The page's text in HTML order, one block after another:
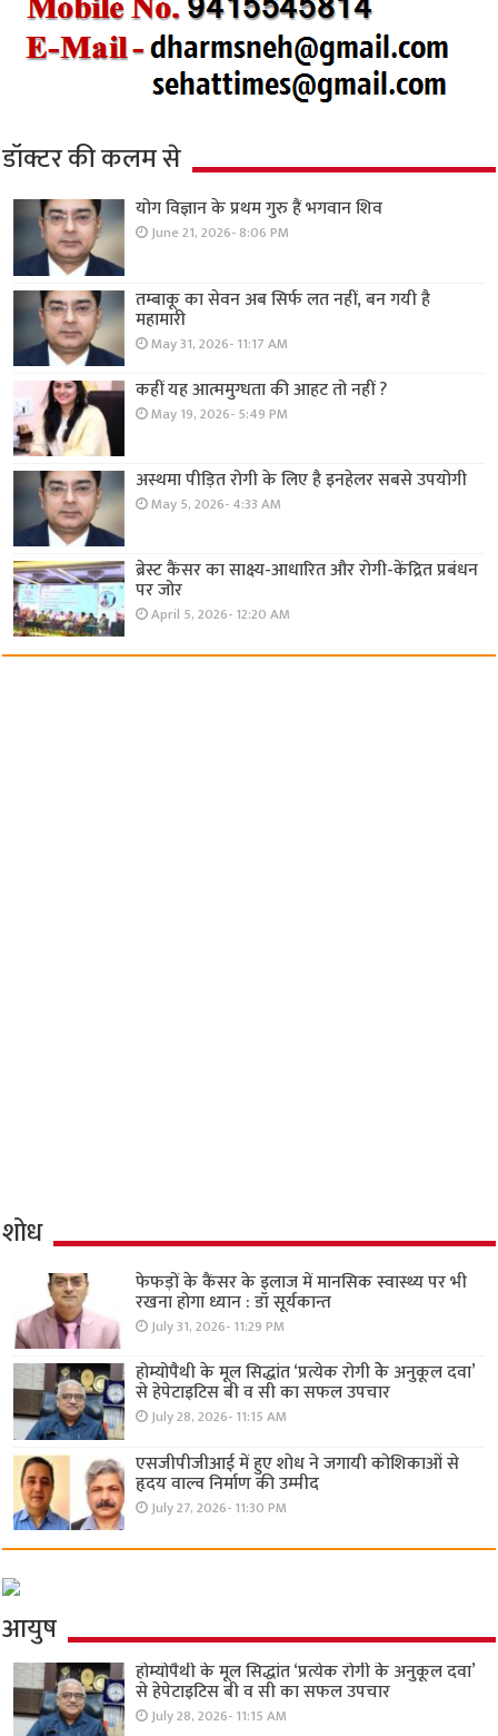
डॉक्टर की कलम से
योग विज्ञान के प्रथम गुरु हैं भगवान शिव
June 21, 2026- 8:06 PM
तम्बाकू का सेवन अब सिर्फ लत नहीं, बन गयी है
महामारी
May 31, 2026- 11:17 AM
कहीं यह आत्ममुग्धता की आहट तो नहीं ?
May 19, 2026- 5:49 PM
अस्थमा पीड़ित रोगी के लिए है इनहेलर सबसे उपयोगी
May 5, 2026- 4:33 AM
ब्रेस्ट कैंसर का साक्ष्य-आधारित और रोगी-केंद्रित प्रबंधन
पर जोर
April 5, 2026- 12:20 AM
शोध
फेफड़ों के कैंसर के इलाज में मानसिक स्वास्थ्य पर भी
रखना होगा ध्यान : डॉ सूर्यकान्त
July 31, 2026- 11:29 PM
होम्योपैथी के मूल सिद्धांत ‘प्रत्येक रोगी केे अनुकूल दवा’
से हेपेटाइटिस बी व सी का सफल उपचार
July 28, 2026- 11:15 AM
एसजीपीजीआई में हुए शोध ने जगायी कोशिकाओं से
हृदय वाल्व निर्माण की उम्मीद
July 27, 2026- 11:30 PM
आयुष
होम्योपैथी के मूल सिद्धांत ‘प्रत्येक रोगी केे अनुकूल दवा’
से हेपेटाइटिस बी व सी का सफल उपचार
July 28, 2026- 11:15 AM